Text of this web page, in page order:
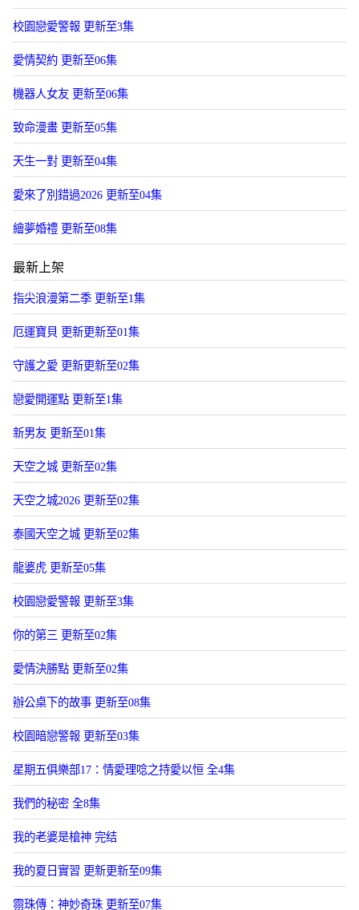
校園戀愛警報 更新至3集
愛情契約 更新至06集
機器人女友 更新至06集
致命漫畫 更新至05集
天生一對 更新至04集
愛來了別錯過2026 更新至04集
繪夢婚禮 更新至08集
最新上架
指尖浪漫第二季 更新至1集
厄運寶貝 更新更新至01集
守護之愛 更新更新至02集
戀愛開運點 更新至1集
新男友 更新至01集
天空之城 更新至02集
天空之城2026 更新至02集
泰國天空之城 更新至02集
龍婆虎 更新至05集
校園戀愛警報 更新至3集
你的第三 更新至02集
愛情決勝點 更新至02集
辦公桌下的故事 更新至08集
校園暗戀警報 更新至03集
星期五俱樂部17：情愛理唸之持愛以恒 全4集
我們的秘密 全8集
我的老婆是槍神 完结
我的夏日實習 更新更新至09集
霛珠傳：神妙奇珠 更新至07集